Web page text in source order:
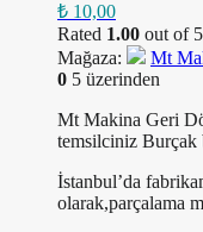
₺ 10,00
Rated 1.00 out of 5
Mağaza:
Mt
0 5 üzerinden
Mt Makina Geri
temsilciniz Burçak
İstanbul’da
olarak,parçalama